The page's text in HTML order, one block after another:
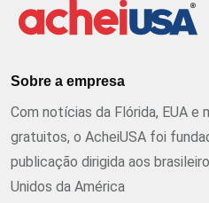
Sobre a empresa
Com notícias da Flórida, EUA e
gratuitos, o AcheiUSA foi
publicação dirigida aos
Unidos da América